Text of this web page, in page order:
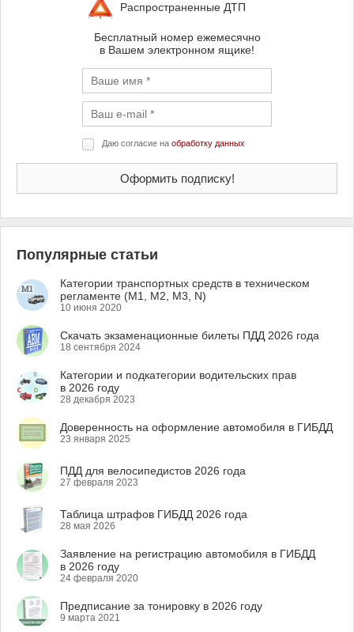
Распространенные ДТП
Бесплатный номер ежемесячно
в Вашем электронном ящике!
Даю согласие на обработку данных
Популярные статьи
Категории транспортных средств в техническом
регламенте (M1, M2, M3, N)
10 июня 2020
Скачать экзаменационные билеты ПДД 2026 года
18 сентября 2024
Категории и подкатегории водительских прав
в 2026 году
28 декабря 2023
Доверенность на оформление автомобиля в ГИБДД
23 января 2025
ПДД для велосипедистов 2026 года
27 февраля 2023
Таблица штрафов ГИБДД 2026 года
28 мая 2026
Заявление на регистрацию автомобиля в ГИБДД
в 2026 году
24 февраля 2020
Предписание за тонировку в 2026 году
9 марта 2021